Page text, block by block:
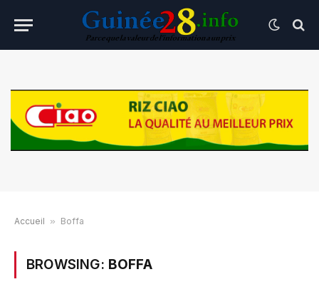
Accueil » Boffa
BROWSING: BOFFA